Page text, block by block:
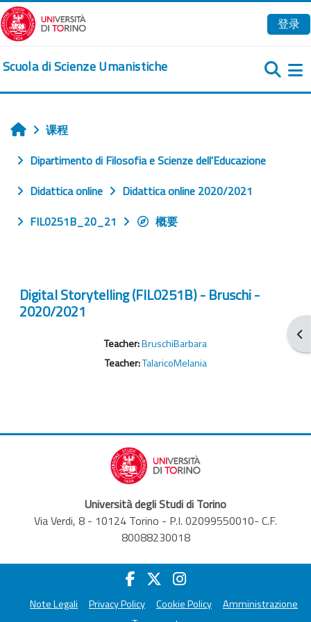
跳到主要内容
登录
Scuola di Scienze Umanistiche
打
首页课程
Dipartimento di Filosofia e Scienze dell'Educazione
Didattica online
Didattica online 2020/2021
FIL0251B_20_21
概要
Digital Storytelling (FIL0251B) - Bruschi -
2020/2021
Teacher:BruschiBarbara
Teacher:TalaricoMelania
Università degli Studi di Torino
Via Verdi, 8 - 10124 Torino - P.I. 02099550010- C.F.
80088230018
Note Legali Privacy Policy Cookie Policy
Amministrazione